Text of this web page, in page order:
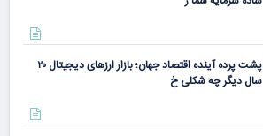
پشت پرده آینده اقتصاد جهان؛ بازار ارزهای دیجیتال ۲۰
سال دیگر چه شکلی خ